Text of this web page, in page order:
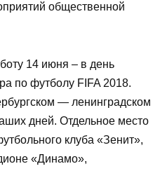
общественной
14 июня – в день
по футболу FIFA 2018.
— ленинградском
дней. Отдельное место
клуба «Зенит»,
«Динамо»,